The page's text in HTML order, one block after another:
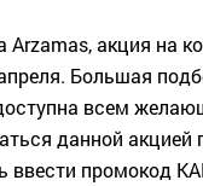
Arzamas, акция на
Большая
всем
данной акцией
ввести промокод